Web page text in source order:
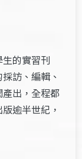
生的實習刊
訪、編輯、
出，全程都
逾半世紀，